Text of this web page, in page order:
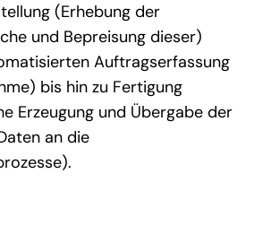
(Erhebung der
und Bepreisung dieser)
Auftragserfassung
bis hin zu Fertigung
Erzeugung und Übergabe der
an die